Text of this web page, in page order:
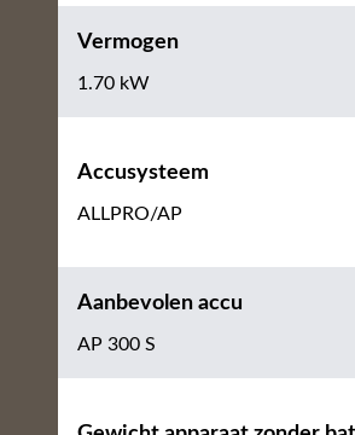
Vermogen
1.70 kW
Accusysteem
ALLPRO/AP
Aanbevolen accu
AP 300 S